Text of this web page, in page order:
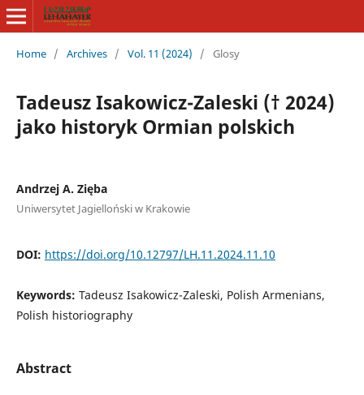
Home / Archives / Vol. 11 (2024) / Glosy
Tadeusz Isakowicz-Zaleski († 2024)
jako historyk Ormian polskich
Andrzej A. Zięba
Uniwersytet Jagielloński w Krakowie
DOI: https://doi.org/10.12797/LH.11.2024.11.10
Keywords: Tadeusz Isakowicz-Zaleski, Polish Armenians,
Polish historiography
Abstract